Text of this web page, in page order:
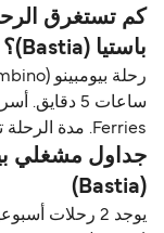
باستيا (Bastia)؟
Ferries. مدة الرحلة تختلف حسب المشغلين وظروف الطقس.
(Bastia)